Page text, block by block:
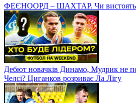
ФЕЄНООРД – ШАХТАР. Чи вистоять
Дебют новачків Динамо, Мудрик не
Челсі? Циганков розриває Ла Лігу